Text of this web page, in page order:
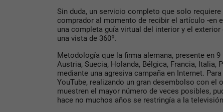
Sin duda, un servicio completo que solo
comprador al momento de recibir el artículo -en
una completa guía virtual del interior y el
una vista de 360º.
Metodología que la firma alemana, presente en
Austria, Suecia, Holanda, Bélgica, Francia, Italia,
mediante una agresiva campaña en Internet.
YouTube, realizando un gran desembolso con el
muestren el mayor número de veces posibles,
hace no muchos años se restringía a la